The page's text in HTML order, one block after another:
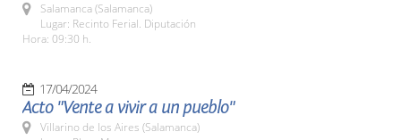
Salamanca (Salamanca)
Lugar: Recinto Ferial. Diputación
Hora: 09:30 h.
17/04/2024
Acto "Vente a vivir a un pueblo"
Villarino de los Aires (Salamanca)